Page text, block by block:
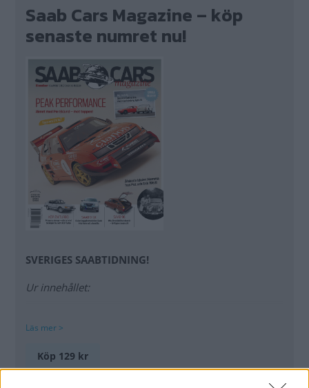
Saab Cars Magazine – köp
senaste numret nu!
SVERIGES SAABTIDNING!
Ur innehållet:
Saab 95 1959 och 99 custom!
Läs mer >
Köp 129 kr